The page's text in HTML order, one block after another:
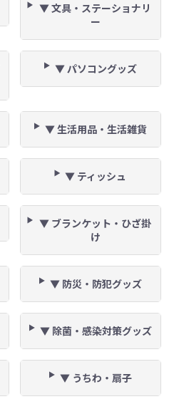
▼ 文具・ステーショナリ
ー
▼ パソコングッズ
▼ 生活用品・生活雑貨
▼ ティッシュ
▼ ブランケット・ひざ掛
け
▼ 防災・防犯グッズ
▼ 除菌・感染対策グッズ
▼ うちわ・扇子